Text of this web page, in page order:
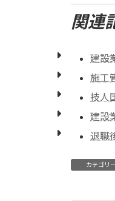
関連
建設
施工
技人
建設
退職
カテゴリー